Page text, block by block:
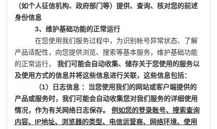
（如个人征信机构、政府部门等）提供、查询、核对您的前述
身份信息
3、维护基础功能的正常运行
在您使用我们服务过程中，为识别帐号异常状态、了解
产品适配性，向您提供浏览、搜索等基本服务，维护基础功能
的正常运行， 我们可能会自动收集、储存关于您使用的服务以
及使用方式的信息并将这些信息进行关联，这些信息包括：
（1）日志信息 ：当您使用我们的网站或客户端提供的
产品或服务时，我们可能会自动收集您对我们服务的详细使用
情况，作为有关网络日志保存。 例如您的登录账号、搜索查询
内容、IP地址、浏览器的类型、电信运营商、网络环境、使用